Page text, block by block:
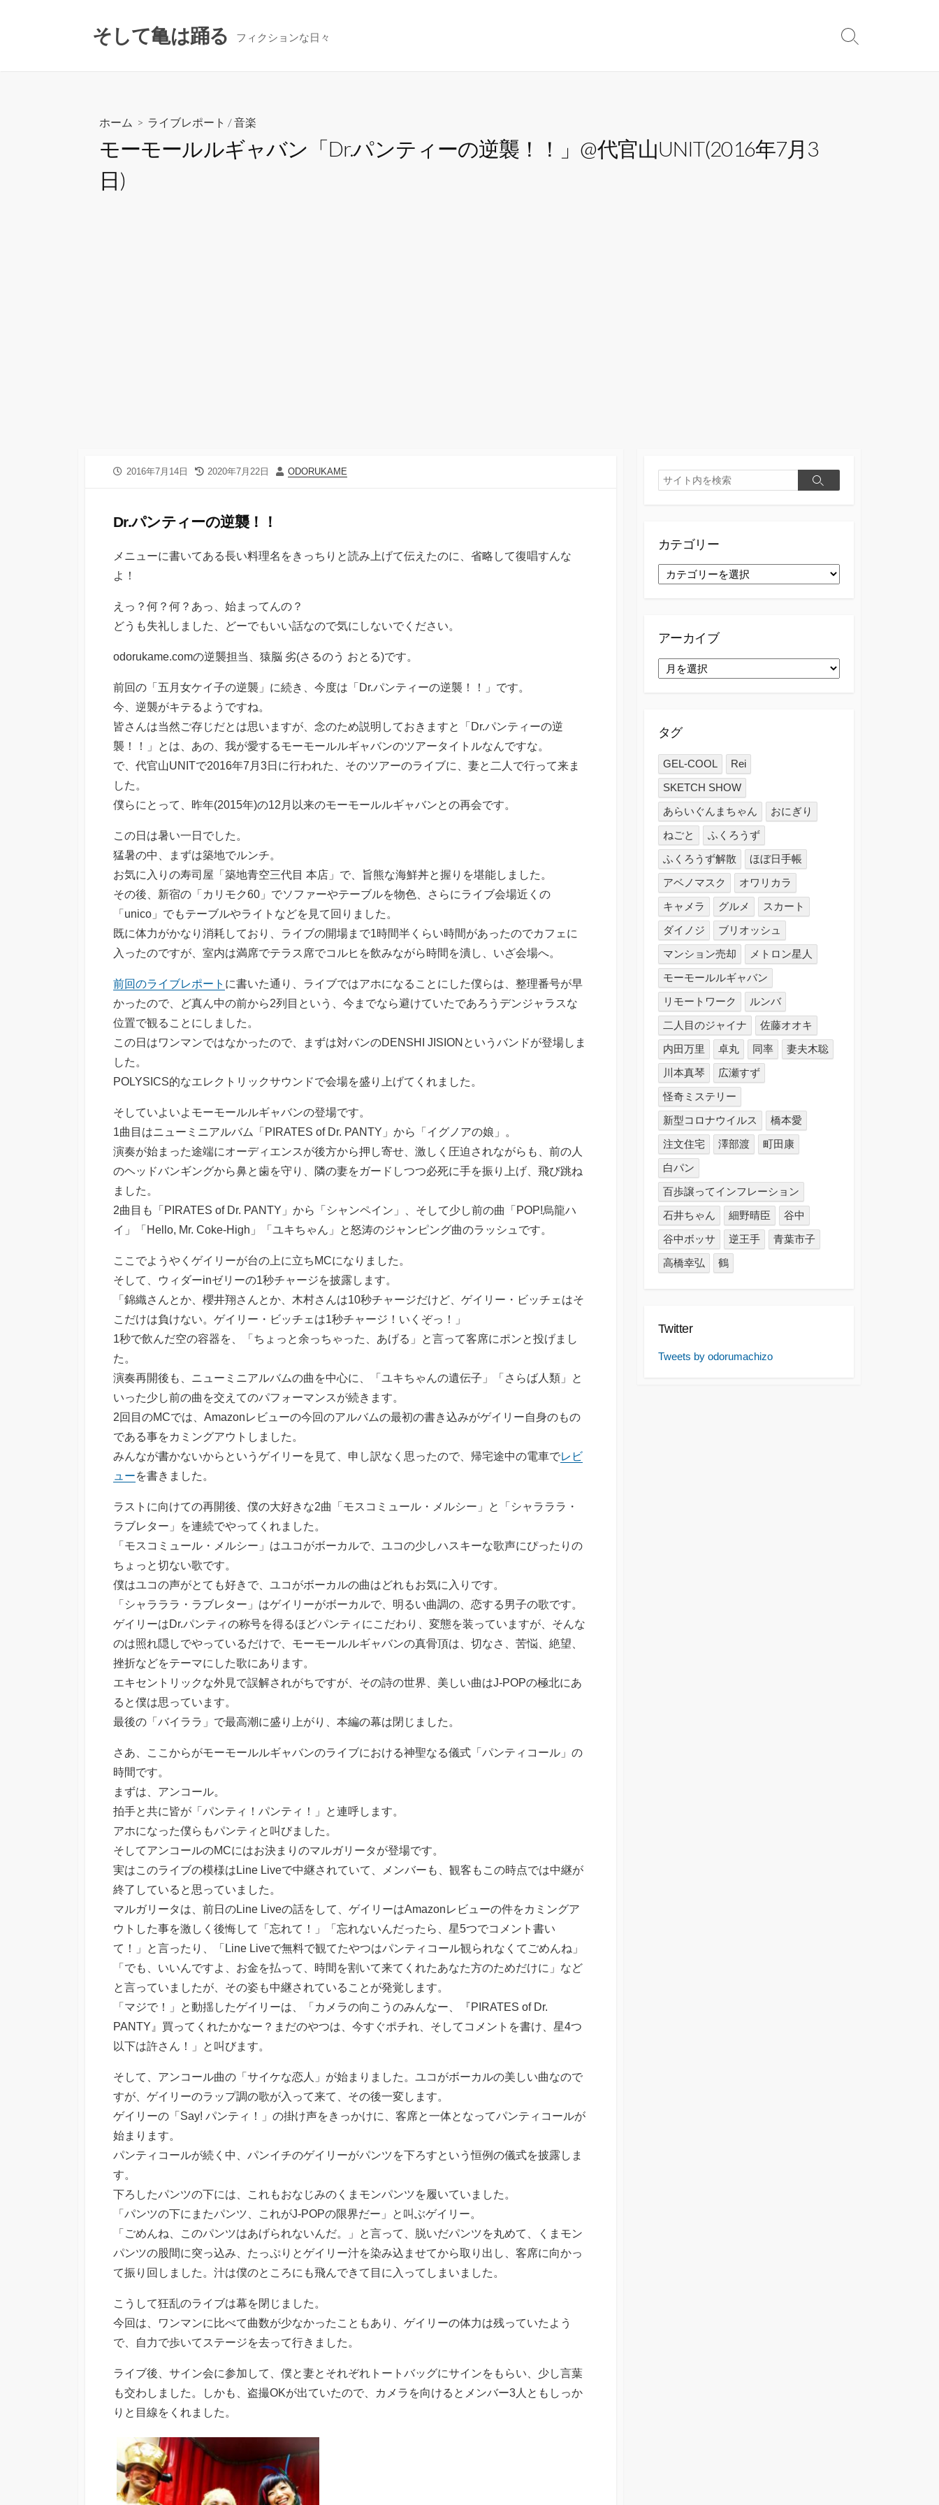
そして亀は踊る フィクションな日々
検
ホーム > ライブレポート /音楽
モーモールルギャバン「Dr.パンティーの逆襲！！」@代官山UNIT(2016年7月3
日)
公
2016年7月14日
最
日
2020年7月22日
投
ODORUKAME
Dr.パンティーの逆襲！！
メニューに書いてある長い料理名をきっちりと読み上げて伝えたのに、省略して復唱すんな
よ！
えっ？何？何？あっ、始まってんの？
どうも失礼しました、どーでもいい話なので気にしないでください。
odorukame.comの逆襲担当、猿脳 劣(さるのう おとる)です。
前回の「五月女ケイ子の逆襲」に続き、今度は「Dr.パンティーの逆襲！！」です。
今、逆襲がキテるようですね。
皆さんは当然ご存じだとは思いますが、念のため説明しておきますと「Dr.パンティーの逆
襲！！」とは、あの、我が愛するモーモールルギャバンのツアータイトルなんですな。
で、代官山UNITで2016年7月3日に行われた、そのツアーのライブに、妻と二人で行って来ま
した。
僕らにとって、昨年(2015年)の12月以来のモーモールルギャバンとの再会です。
この日は暑い一日でした。
猛暑の中、まずは築地でルンチ。
お気に入りの寿司屋「築地青空三代目 本店」で、旨熊な海鮮丼と握りを堪能しました。
その後、新宿の「カリモク60」でソファーやテーブルを物色、さらにライブ会場近くの
「unico」でもテーブルやライトなどを見て回りました。
既に体力がかなり消耗しており、ライブの開場まで1時間半くらい時間があったのでカフェに
入ったのですが、室内は満席でテラス席でコルヒを飲みながら時間を潰し、いざ会場へ。
前回のライブレポート に書いた通り、ライブではアホになることにした僕らは、整理番号が早
かったので、ど真ん中の前から2列目という、今までなら避けていたであろうデンジャラスな
位置で観ることにしました。
この日はワンマンではなかったので、まずは対バンのDENSHI JISIONというバンドが登場しま
した。
POLYSICS的なエレクトリックサウンドで会場を盛り上げてくれました。
そしていよいよモーモールルギャバンの登場です。
1曲目はニューミニアルバム「PIRATES of Dr. PANTY」から「イグノアの娘」。
演奏が始まった途端にオーディエンスが後方から押し寄せ、激しく圧迫されながらも、前の人
のヘッドバンギングから鼻と歯を守り、隣の妻をガードしつつ必死に手を振り上げ、飛び跳ね
ました。
2曲目も「PIRATES of Dr. PANTY」から「シャンペイン」、そして少し前の曲「POP!烏龍ハ
イ」「Hello, Mr. Coke-High」「ユキちゃん」と怒涛のジャンピング曲のラッシュです。
ここでようやくゲイリーが台の上に立ちMCになりました。
そして、ウィダーinゼリーの1秒チャージを披露します。
「錦織さんとか、櫻井翔さんとか、木村さんは10秒チャージだけど、ゲイリー・ビッチェはそ
こだけは負けない。ゲイリー・ビッチェは1秒チャージ！いくぞっ！」
1秒で飲んだ空の容器を、「ちょっと余っちゃった、あげる」と言って客席にポンと投げまし
た。
演奏再開後も、ニューミニアルバムの曲を中心に、「ユキちゃんの遺伝子」「さらば人類」と
いった少し前の曲を交えてのパフォーマンスが続きます。
2回目のMCでは、Amazonレビューの今回のアルバムの最初の書き込みがゲイリー自身のもの
である事をカミングアウトしました。
みんなが書かないからというゲイリーを見て、申し訳なく思ったので、帰宅途中の電車でレビ
ューを書きました。
ラストに向けての再開後、僕の大好きな2曲「モスコミュール・メルシー」と「シャラララ・
ラブレター」を連続でやってくれました。
「モスコミュール・メルシー」はユコがボーカルで、ユコの少しハスキーな歌声にぴったりの
ちょっと切ない歌です。
僕はユコの声がとても好きで、ユコがボーカルの曲はどれもお気に入りです。
「シャラララ・ラブレター」はゲイリーがボーカルで、明るい曲調の、恋する男子の歌です。
ゲイリーはDr.パンティの称号を得るほどパンティにこだわり、変態を装っていますが、そんな
のは照れ隠しでやっているだけで、モーモールルギャバンの真骨頂は、切なさ、苦悩、絶望、
挫折などをテーマにした歌にあります。
エキセントリックな外見で誤解されがちですが、その詩の世界、美しい曲はJ-POPの極北にあ
ると僕は思っています。
最後の「バイララ」で最高潮に盛り上がり、本編の幕は閉じました。
さあ、ここからがモーモールルギャバンのライブにおける神聖なる儀式「パンティコール」の
時間です。
まずは、アンコール。
拍手と共に皆が「パンティ！パンティ！」と連呼します。
アホになった僕らもパンティと叫びました。
そしてアンコールのMCにはお決まりのマルガリータが登場です。
実はこのライブの模様はLine Liveで中継されていて、メンバーも、観客もこの時点では中継が
終了していると思っていました。
マルガリータは、前日のLine Liveの話をして、ゲイリーはAmazonレビューの件をカミングア
ウトした事を激しく後悔して「忘れて！」「忘れないんだったら、星5つでコメント書い
て！」と言ったり、「Line Liveで無料で観てたやつはパンティコール観られなくてごめんね」
「でも、いいんですよ、お金を払って、時間を割いて来てくれたあなた方のためだけに」など
と言っていましたが、その姿も中継されていることが発覚します。
「マジで！」と動揺したゲイリーは、「カメラの向こうのみんなー、『PIRATES of Dr.
PANTY』買ってくれたかなー？まだのやつは、今すぐポチれ、そしてコメントを書け、星4つ
以下は許さん！」と叫びます。
そして、アンコール曲の「サイケな恋人」が始まりました。ユコがボーカルの美しい曲なので
すが、ゲイリーのラップ調の歌が入って来て、その後一変します。
ゲイリーの「Say! パンティ！」の掛け声をきっかけに、客席と一体となってパンティコールが
始まります。
パンティコールが続く中、パンイチのゲイリーがパンツを下ろすという恒例の儀式を披露しま
す。
下ろしたパンツの下には、これもおなじみのくまモンパンツを履いていました。
「パンツの下にまたパンツ、これがJ-POPの限界だー」と叫ぶゲイリー。
「ごめんね、このパンツはあげられないんだ。」と言って、脱いだパンツを丸めて、くまモン
パンツの股間に突っ込み、たっぷりとゲイリー汁を染み込ませてから取り出し、客席に向かっ
て振り回しました。汁は僕のところにも飛んできて目に入ってしまいました。
こうして狂乱のライブは幕を閉じました。
今回は、ワンマンに比べて曲数が少なかったこともあり、ゲイリーの体力は残っていたよう
で、自力で歩いてステージを去って行きました。
ライブ後、サイン会に参加して、僕と妻とそれぞれトートバッグにサインをもらい、少し言葉
も交わしました。しかも、盗撮OKが出ていたので、カメラを向けるとメンバー3人ともしっか
りと目線をくれました。
検
索
検
カテゴリー
カ
テ
アーカイブ
ー
タグ
GEL-COOL
Rei
SKETCH SHOW
あらいぐんまちゃん
おにぎり
ねごと
ふくろうず
ふくろうず解散
ほぼ日手帳
アベノマスク
オワリカラ
キャメラ
グルメ
スカート
ダイノジ
ブリオッシュ
マンション売却
メトロン星人
モーモールルギャバン
リモートワーク
ルンバ
二人目のジャイナ
佐藤オオキ
内田万里
卓丸 同率
妻夫木聡
川本真琴
広瀬すず
怪奇ミステリー
新型コロナウイルス
橋本愛
注文住宅
澤部渡
町田康
白パン
百歩譲ってインフレーション
石井ちゃん
細野晴臣
谷中
谷中ボッサ
逆王手
青葉市子
高橋幸弘
鶴
Twitter
Tweets by odorumachizo